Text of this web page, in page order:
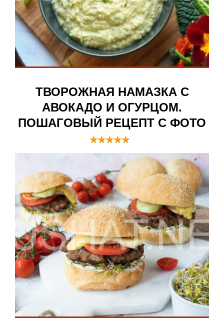
ТВОРОЖНАЯ НАМАЗКА С
АВОКАДО И ОГУРЦОМ.
ПОШАГОВЫЙ РЕЦЕПТ С ФОТО